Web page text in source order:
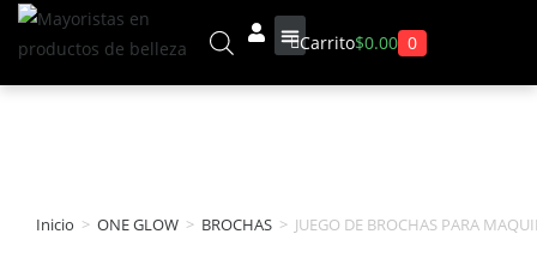
Carrito$0.00 0
Inicio > ONE GLOW > BROCHAS > JUEGO DE BROCHAS PARA